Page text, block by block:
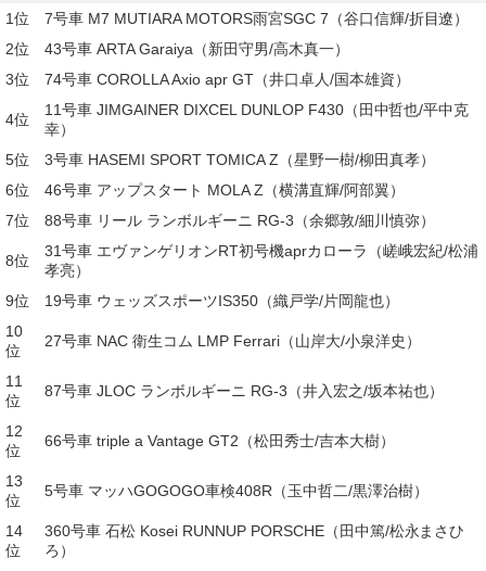
1位
7号車 M7 MUTIARA MOTORS雨宮SGC 7（谷口信輝/折目遼）
2位
43号車 ARTA Garaiya（新田守男/高木真一）
3位
74号車 COROLLA Axio apr GT（井口卓人/国本雄資）
4位
11号車 JIMGAINER DIXCEL DUNLOP F430（田中哲也/平中克
幸）
5位
3号車 HASEMI SPORT TOMICA Z（星野一樹/柳田真孝）
6位
46号車 アップスタート MOLA Z（横溝直輝/阿部翼）
7位
88号車 リール ランボルギーニ RG-3（余郷敦/細川慎弥）
8位
31号車 エヴァンゲリオンRT初号機aprカローラ（嵯峨宏紀/松浦
孝亮）
9位
19号車 ウェッズスポーツIS350（織戸学/片岡龍也）
10
位
27号車 NAC 衛生コム LMP Ferrari（山岸大/小泉洋史）
11
位
87号車 JLOC ランボルギーニ RG-3（井入宏之/坂本祐也）
12
位
66号車 triple a Vantage GT2（松田秀士/吉本大樹）
13
位
5号車 マッハGOGOGO車検408R（玉中哲二/黒澤治樹）
14
位
360号車 石松 Kosei RUNNUP PORSCHE（田中篤/松永まさひ
ろ）